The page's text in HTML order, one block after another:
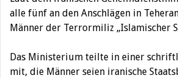
alle fünf an den Anschlägen in
Männer der Terrormiliz „Islamischer
Das Ministerium teilte in einer
mit, die Männer seien iranische